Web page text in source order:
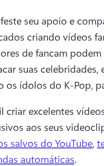
seu apoio e
criando vídeos
de fancam
suas
os ídolos do K-Pop,
criar excelentes
aos seus
salvos do YouTube,
automáticas.